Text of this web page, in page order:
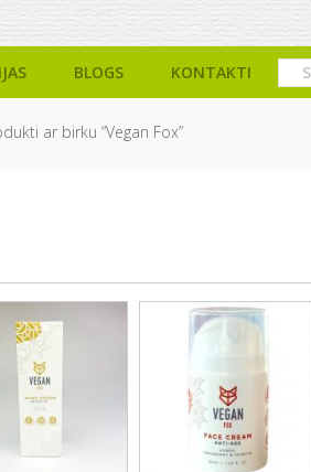
BLOGS KONTAKTI
ar birku “Vegan Fox”